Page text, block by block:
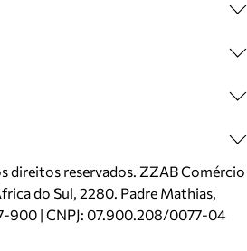
direitos reservados. ZZAB Comércio
do Sul, 2280. Padre Mathias,
900 | CNPJ: 07.900.208/0077-04